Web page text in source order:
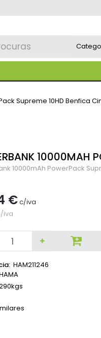
Supreme 10HD Benfica
10000MAH
10000mAh PowerPack
€ c/iva
iva
HAM211246